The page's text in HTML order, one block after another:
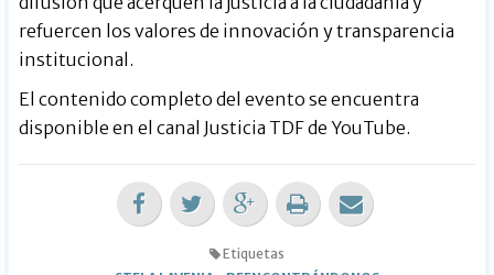
refuercen los valores de innovación y transparencia
institucional.
El contenido completo del evento se encuentra
disponible en el canal Justicia TDF de YouTube.
Etiquetas